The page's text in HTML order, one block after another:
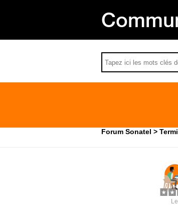
Forum Sonatel